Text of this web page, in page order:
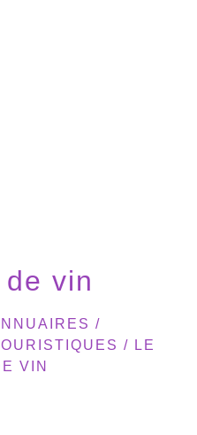
vin
/
/ LE
VIN